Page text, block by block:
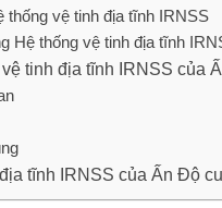
thống vệ tinh địa tĩnh IRNSS
Hệ thống vệ tinh địa tĩnh
tinh địa tĩnh IRNSS của
tĩnh IRNSS của Ấn Độ